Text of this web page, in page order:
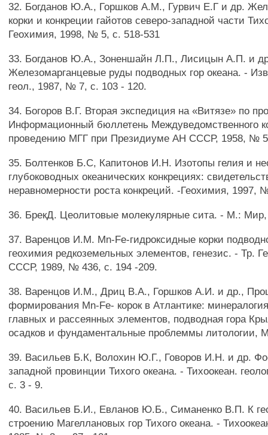
32. Богданов Ю.А., Горшков A.M., Гурвич Е.Г и др.
корки и конкреции гайотов северо-западной части
Геохимия, 1998, № 5, с. 518-531
33. Богданов Ю.А., Зоненшайн Л.П., Лисицын А.П. и
Железомарганцевые руды подводных гор океана. -
геол., 1987, № 7, с. 103 - 120.
34. Богоров В.Г. Вторая экспедиция на «Витязе» по
Информационный бюллетень Междуведомственного
проведению МГГ при Президиуме АН СССР, 1958, №
35. Болтенков Б.С, Капитонов И.Н. Изотопы гелия и
глубоководных океанических конкрециях:
неравномерности роста конкреций. -Геохимия, 1997,
36. БрекД. Цеолитовые молекулярные сита. - М.: Мир,
37. Варенцов И.М. Mn-Fe-гидроксидные корки
геохимия редкоземельных элементов, генезис. - Тр.
СССР, 1989, № 436, с. 194 -209.
38. Варенцов И.М., Дриц В.А., Горшков А.И. и др.,
формирования Mn-Fe- корок в Атлантике:
главных и рассеянных элементов, подводная гора
осадков и фундаментальные проблеммы литологии,
39. Васильев Б.К, Волохин Ю.Г., Говоров И.Н. и др.
западной провинции Тихого океана. - Тихоокеан.
с. 3 - 9.
40. Васильев Б.И., Евланов Ю.Б., Симаненко В.П. К
строению Магеллановых гор Тихого океана. -